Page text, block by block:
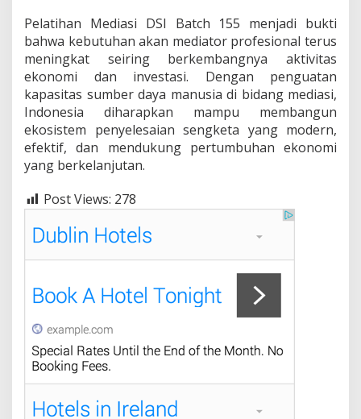
Pelatihan Mediasi DSI Batch 155 menjadi bukti
bahwa kebutuhan akan mediator profesional terus
meningkat seiring berkembangnya aktivitas
ekonomi dan investasi. Dengan penguatan
kapasitas sumber daya manusia di bidang mediasi,
Indonesia diharapkan mampu membangun
ekosistem penyelesaian sengketa yang modern,
efektif, dan mendukung pertumbuhan ekonomi
yang berkelanjutan.
Post Views: 278